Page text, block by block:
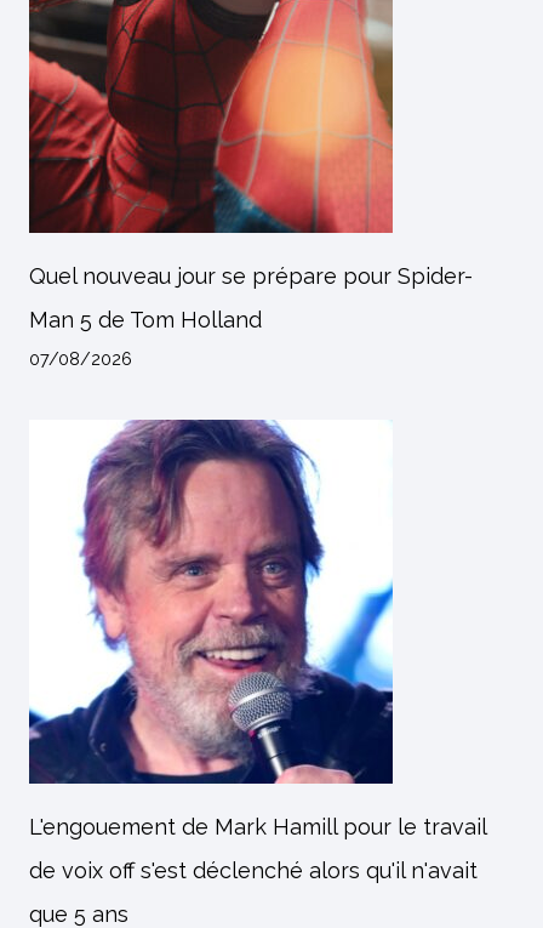
Quel nouveau jour se prépare pour Spider-
Man 5 de Tom Holland
07/08/2026
L'engouement de Mark Hamill pour le travail
de voix off s'est déclenché alors qu'il n'avait
que 5 ans